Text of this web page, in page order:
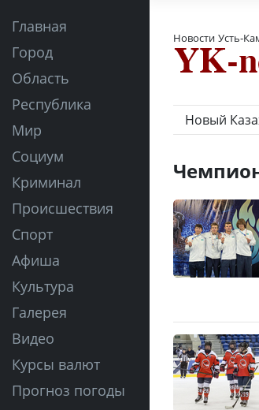
Главная
Город
Область
Республика
Мир
Социум
Криминал
Происшествия
Спорт
Афиша
Культура
Галерея
Видео
Курсы валют
Прогноз погоды
Новости Усть-
Новый